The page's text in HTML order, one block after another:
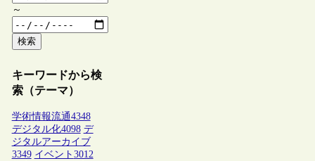
～
検索
キーワードから検
索（テーマ）
学術情報流通4348
デジタル化4098 デ
ジタルアーカイブ
3349 イベント 3012